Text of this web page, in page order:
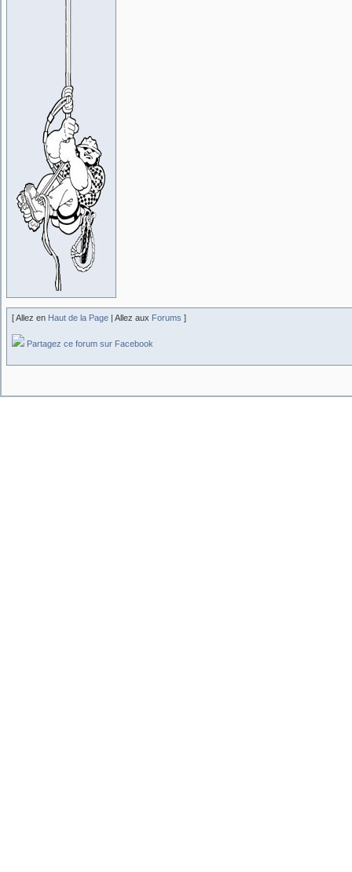
[ Allez en Haut de la Page | Allez aux Forums ]
Partagez ce forum sur Facebook